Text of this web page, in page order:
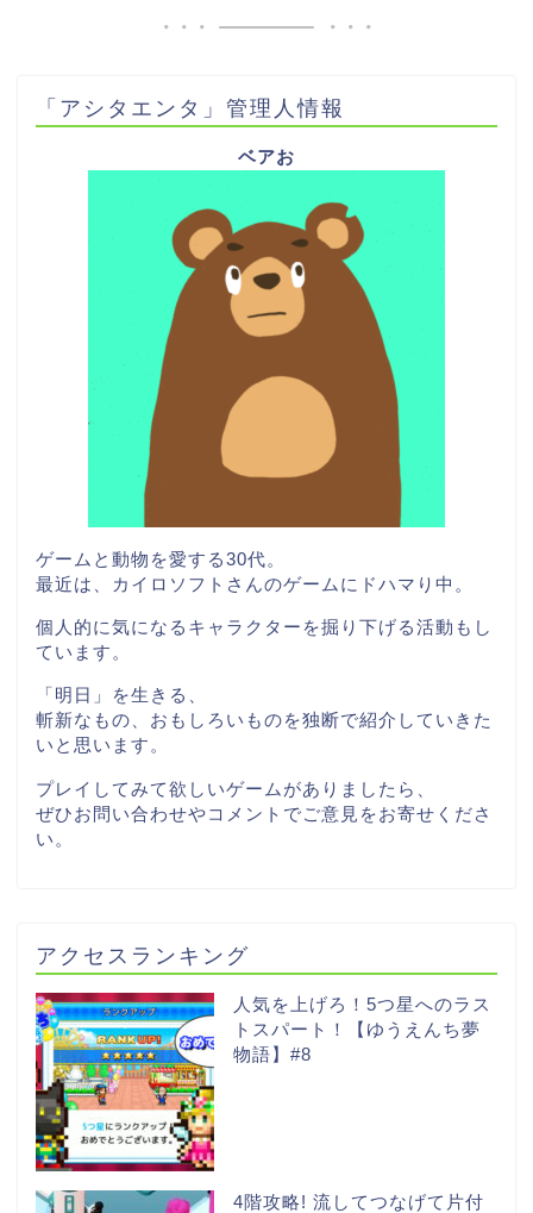
「アシタエンタ」管理人情報
ベアお
ゲームと動物を愛する30代。
最近は、カイロソフトさんのゲームにドハマり中。
個人的に気になるキャラクターを掘り下げる活動もし
ています。
「明日」を生きる、
斬新なもの、おもしろいものを独断で紹介していきた
いと思います。
プレイしてみて欲しいゲームがありましたら、
ぜひお問い合わせやコメントでご意見をお寄せくださ
い。
アクセスランキング
人気を上げろ！5つ星へのラス
トスパート！【ゆうえんち夢
物語】#8
4階攻略! 流してつなげて片付